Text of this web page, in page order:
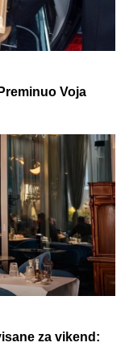
Voja
za vikend: